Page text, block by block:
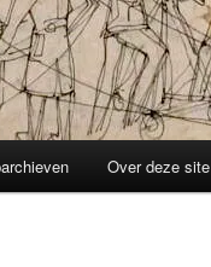
Over deze site